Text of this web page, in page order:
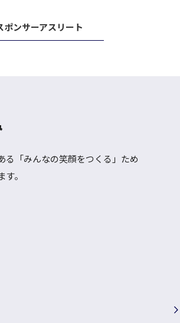
ポンサーアスリート
る「みんなの笑顔をつくる」ため
。